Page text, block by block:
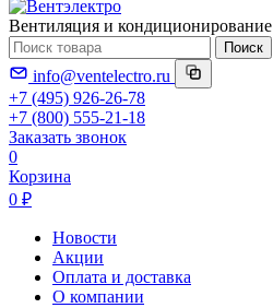
Вентиляция и кондиционирование
Поиск
info@ventelectro.ru
+7 (495) 926-26-78
+7 (800) 555-21-18
Заказать звонок
0
Корзина
0 ₽
Новости
Акции
Оплата и доставка
О компании